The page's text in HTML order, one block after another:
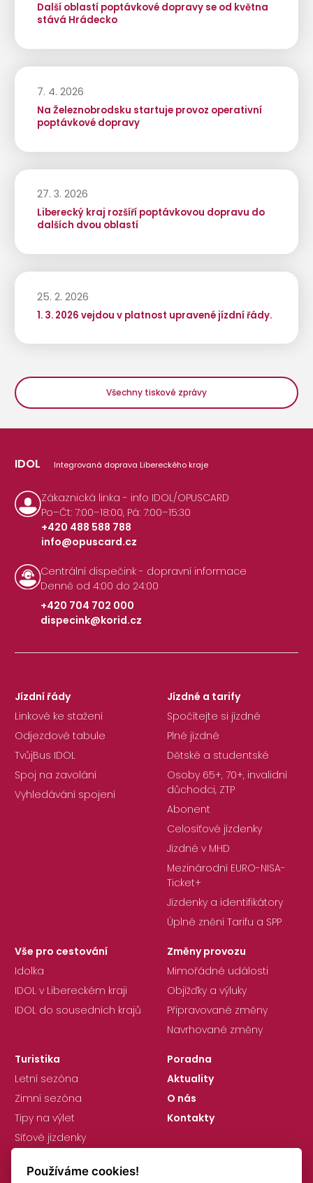
Další oblastí poptávkové dopravy se od května
stává Hrádecko
7. 4. 2026
Na Železnobrodsku startuje provoz operativní
poptávkové dopravy
27. 3. 2026
Liberecký kraj rozšíří poptávkovou dopravu do
dalších dvou oblastí
25. 2. 2026
1. 3. 2026 vejdou v platnost upravené jízdní řády.
Všechny tiskové zprávy
IDOL Integrovaná doprava Libereckého kraje
Zákaznická linka - info IDOL/OPUSCARD
Po–Čt: 7:00–18:00, Pá: 7:00–15:30
+420 488 588 788
|
info@opuscard.cz
Centrální dispečink - dopravní informace
Denně od 4:00 do 24:00
+420 704 702 000
|
dispecink@korid.cz
Jízdní řády
Linkové ke stažení
Odjezdové tabule
TvůjBus IDOL
Spoj na zavolání
Vyhledávání spojení
Jízdné a tarify
Spočítejte si jízdné
Plné jízdné
Dětské a studentské
Osoby 65+, 70+, invalidní
důchodci, ZTP
Abonent
Celosíťové jízdenky
Jízdné v MHD
Mezinárodní EURO-NISA-
Ticket+
Jízdenky a identifikátory
Úplné znění Tarifu a SPP
Vše pro cestování
Idolka
IDOL v Libereckém kraji
IDOL do sousedních krajů
Změny provozu
Mimořádné události
Objížďky a výluky
Připravované změny
Navrhované změny
Turistika
Letní sezóna
Zimní sezóna
Tipy na výlet
Síťové jízdenky
Poradna
Aktuality
O nás
Kontakty
Používáme cookies!